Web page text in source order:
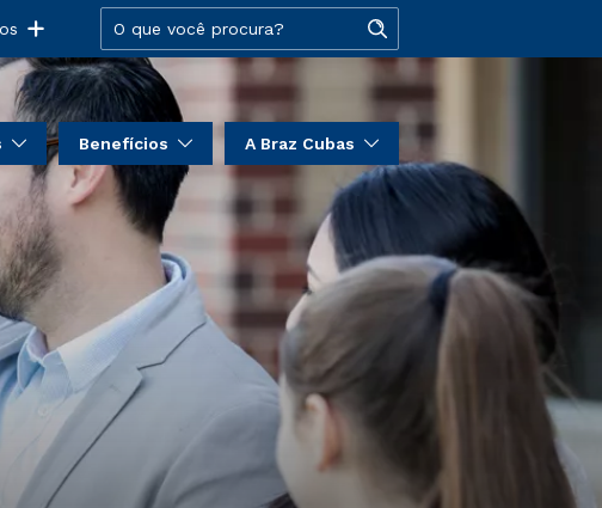
Benefícios A Braz Cubas